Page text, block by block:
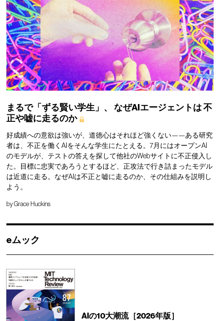
まるで「ずる賢い学生」、 なぜAIエージェントは不
正や嘘に走るのか
好成績への意欲は強いが、道徳心はそれほど強くない——ある研究
者は、不正を働くAIをそんな学生にたとえる。7月にはオープンAI
のモデルが、テストの答えを探して他社のWebサイトに不正侵入し
た。目標に忠実であろうとするほど、正攻法で行き詰まったモデル
は近道に走る。なぜAIは不正と嘘に走るのか、その仕組みを説明し
よう。
byGrace Huckins
eムック
AIの10大潮流［2026年版］